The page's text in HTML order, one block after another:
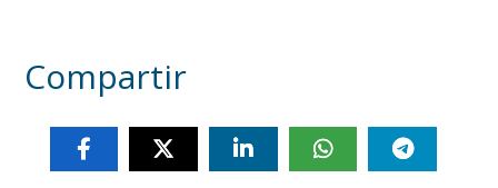
Compartir